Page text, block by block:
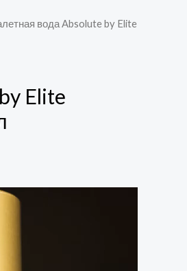
вода Absolute by Elite
Elite